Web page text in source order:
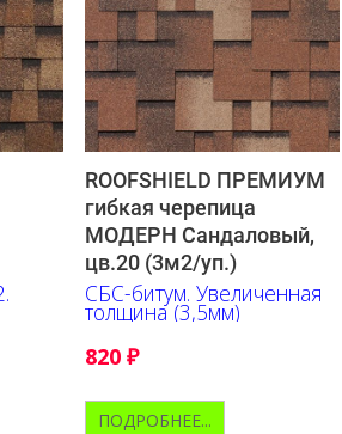
ROOFSHIELD ПРЕМИУМ
гибкая черепица
МОДЕРН Сандаловый,
цв.20 (3м2/уп.)
СБС-битум. Увеличенная
толщина (3,5мм)
820 ₽
ПОДРОБНЕЕ...